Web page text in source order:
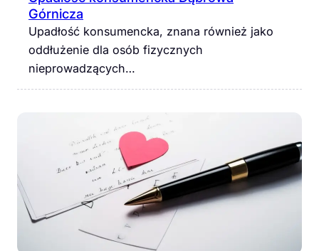
Górnicza
Upadłość konsumencka, znana również jako
oddłużenie dla osób fizycznych
nieprowadzących…